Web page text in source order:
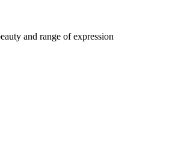
and range of expression